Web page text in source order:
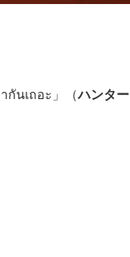
กันเถอะ」（ハンター